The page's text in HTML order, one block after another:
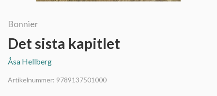
Bonnier
Det sista kapitlet
Åsa Hellberg
Artikelnummer: 9789137501000